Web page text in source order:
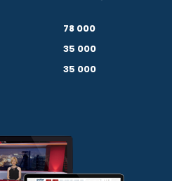
78 000
35 000
35 000